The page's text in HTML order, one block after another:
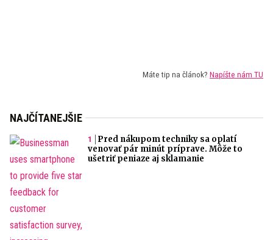
Máte tip na článok? Napíšte nám TU
NAJČÍTANEJŠIE
Pred nákupom techniky sa oplatí
venovať pár minút príprave. Môže to
ušetriť peniaze aj sklamanie